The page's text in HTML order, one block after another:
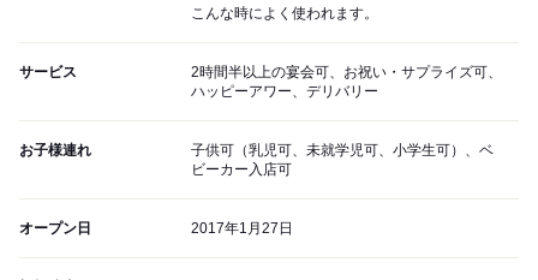
こんな時によく使われます。
サービス
2時間半以上の宴会可、お祝い・サプライズ可、
ハッピーアワー、デリバリー
お子様連れ
子供可（乳児可、未就学児可、小学生可）、ベ
ビーカー入店可
オープン日 2017年1月27日